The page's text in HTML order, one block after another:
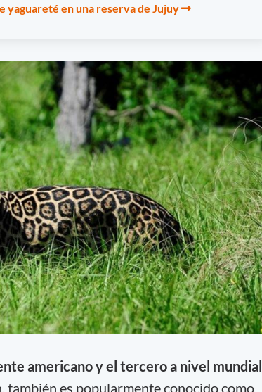
yaguareté en una reserva de Jujuy
americano y el tercero a nivel mundial
también es popularmente conocido como